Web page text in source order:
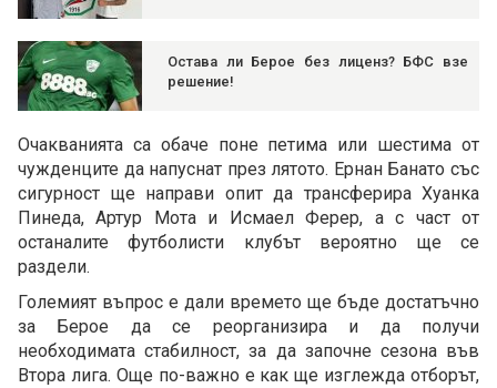
Остава ли Берое без лиценз? БФС взе
решение!
Очакванията са обаче поне петима или шестима от
чужденците да напуснат през лятото. Ернан Банато със
сигурност ще направи опит да трансферира Хуанка
Пинеда, Артур Мота и Исмаел Ферер, а с част от
останалите футболисти клубът вероятно ще се
раздели.
Големият въпрос е дали времето ще бъде достатъчно
за Берое да се реорганизира и да получи
необходимата стабилност, за да започне сезона във
Втора лига. Още по-важно е как ще изглежда отборът,